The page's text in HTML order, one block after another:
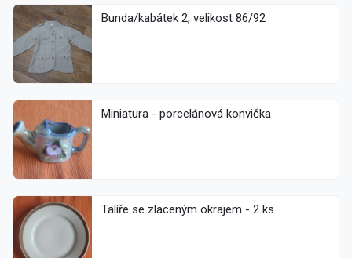
Bunda/kabátek 2, velikost 86/92
Miniatura - porcelánová konvička
Talíře se zlaceným okrajem - 2 ks